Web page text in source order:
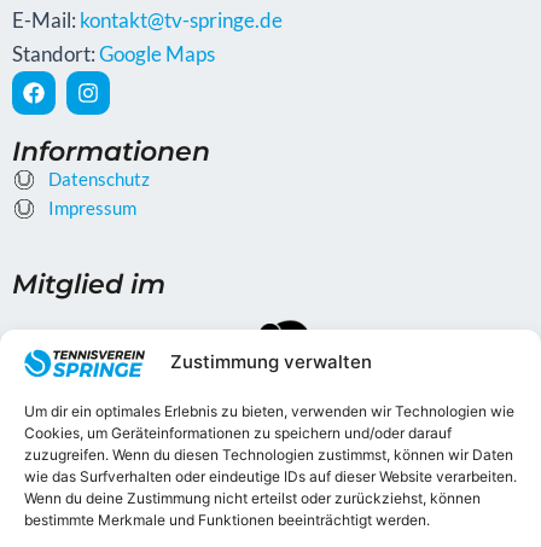
Zustimmung verwalten
Um dir ein optimales Erlebnis zu bieten, verwenden wir Technologien wie
Cookies, um Geräteinformationen zu speichern und/oder darauf
zuzugreifen. Wenn du diesen Technologien zustimmst, können wir Daten
wie das Surfverhalten oder eindeutige IDs auf dieser Website verarbeiten.
Wenn du deine Zustimmung nicht erteilst oder zurückziehst, können
bestimmte Merkmale und Funktionen beeinträchtigt werden.
E-Mail: kontakt@tv-springe.de
Standort:Google Maps
F
a
c
e
b
o
o
I
n
s
t
a
g
r
Informationen
Datenschutz
Impressum
Mitglied im
Gefördert durch